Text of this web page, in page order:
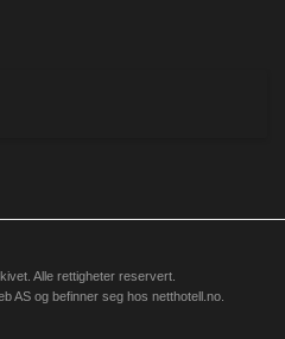
Alle rettigheter reservert.
AS og befinner seg hos netthotell.no